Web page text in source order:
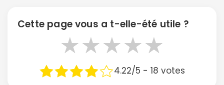
Cette page vous a t-elle-été utile ?
★
★
★
★
★
4.22/5 - 18 votes